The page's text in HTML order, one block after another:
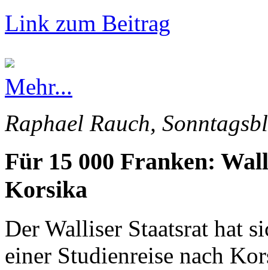
Link zum Beitrag
Mehr...
Raphael Rauch,
Für 15 000 Franken:
Korsika
Der Walliser Staatsrat hat
einer Studienreise nach